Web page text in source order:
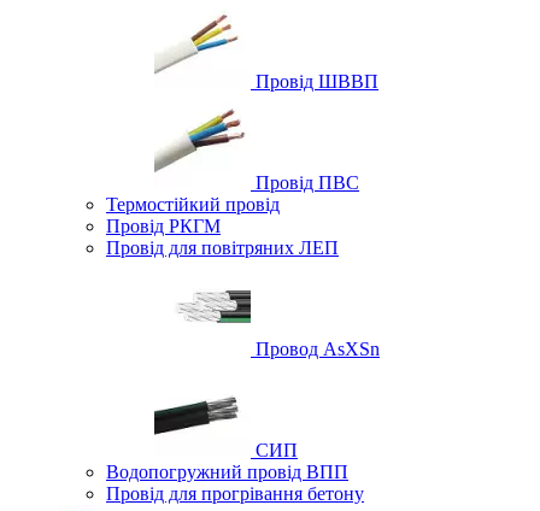
Провід ШВВП
Провід ПВС
Термостійкий провід
Провід РКГМ
Провід для повітряних ЛЕП
Провод AsXSn
СИП
Водопогружний провід ВПП
Провід для прогрівання бетону